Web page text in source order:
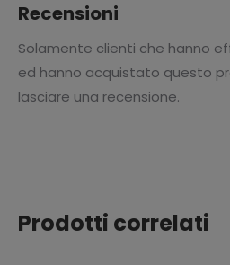
Recensioni
Solamente clienti che hanno
ed hanno acquistato questo
lasciare una recensione.
Prodotti correlati